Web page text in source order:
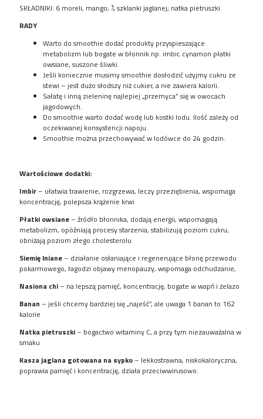
SKŁADNIKI: 6 moreli, mango; ½ szklanki jaglanej; natka pietruszki
RADY
Warto do smoothie dodać produkty przyspieszające
metabolizm lub bogate w błonnik np. imbir, cynamon płatki
owsiane, suszone śliwki.
Jeśli koniecznie musimy smoothie dosłodzić użyjmy cukru ze
stewi – jest dużo słodszy niż cukier, a nie zawiera kalorii.
Sałatę i inną zieleninę najlepiej „przemyca” się w owocach
jagodowych.
Do smoothie warto dodać wodę lub kostki lodu. Ilość zależy od
oczekiwanej konsystencji napoju.
Smoothie można przechowywać w lodówce do 24 godzin.
Wartościowe dodatki:
Imbir– ułatwia trawienie, rozgrzewa, leczy przeziębienia, wspomaga
koncentrację, polepsza krążenie krwi
Płatki owsiane– źródło błonnika, dodają energii, wspomagają
metabolizm, opóźniają procesy starzenia, stabilizują poziom cukru,
obniżają poziom złego cholesterolu
Siemię lniane– działanie osłaniające i regenerujące błonę przewodu
pokarmowego, łagodzi objawy menopauzy, wspomaga odchudzanie,
Nasiona chi– na lepszą pamięć, koncentrację, bogate w wapń i żelazo
Banan – jeśli chcemy bardziej się „najeść”, ale uwaga 1 banan to 162
kalorie
Natka pietruszki– bogactwo witaminy C, a przy tym niezauważalna w
smaku
Kasza jaglana gotowana na sypko– lekkostrawna, niskokaloryczna,
poprawia pamięć i koncentrację, działa przeciwwirusowo.